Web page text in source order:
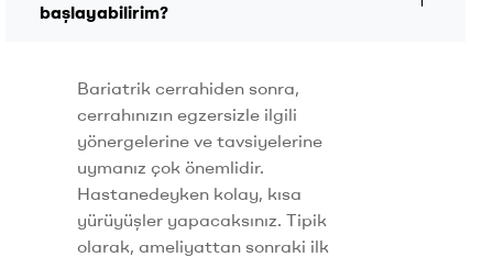
başlayabilirim?
Bariatrik cerrahiden sonra,
cerrahınızın egzersizle ilgili
yönergelerine ve tavsiyelerine
uymanız çok önemlidir.
Hastanedeyken kolay, kısa
yürüyüşler yapacaksınız. Tipik
olarak, ameliyattan sonraki ilk